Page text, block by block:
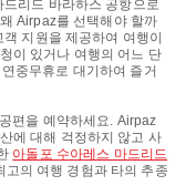
리드 바라하스 공항으로
Airpaz를 선택해야 할까
지원을 제공하여 여행이
이 있거나 여행의 어느 단
중무휴로 대기하여 즐거
편을 예약하세요. Airpaz
에 대해 걱정하지 않고 사
아돌포 수아레스 마드리드
고의 여행 경험과 타의 추종